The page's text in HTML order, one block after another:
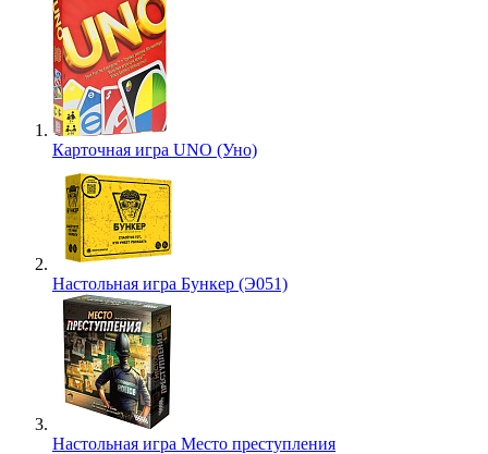
Карточная игра UNO (Уно)
Настольная игра Бункер (Э051)
Настольная игра Место преступления